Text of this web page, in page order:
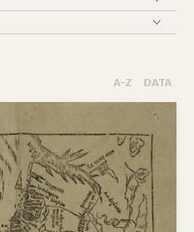
A-Z DATA